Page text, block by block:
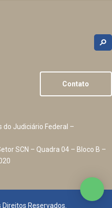
Contato
do Judiciário Federal –
SCN – Quadra 04 – Bloco B –
Reservados.